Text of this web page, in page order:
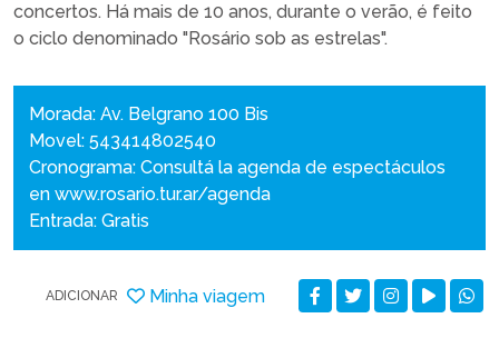
concertos. Há mais de 10 anos, durante o verão, é feito
o ciclo denominado "Rosário sob as estrelas".
Morada: Av. Belgrano 100 Bis
Movel: 543414802540
Cronograma: Consultá la agenda de espectáculos
en www.rosario.tur.ar/agenda
Entrada: Gratis
ADICIONAR Minha viagem